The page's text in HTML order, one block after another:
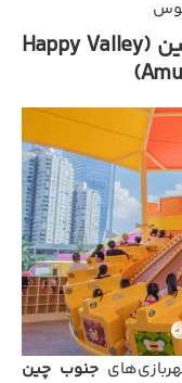
8- شهربازی هپی ولی، شنژن چین (Happy Valley
جنوب چین